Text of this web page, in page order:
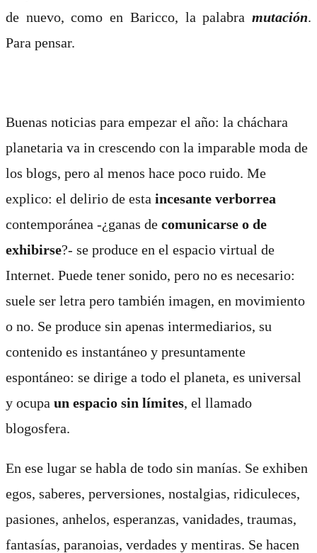
de nuevo, como en Baricco, la palabra mutación.
Para pensar.
Buenas noticias para empezar el año: la cháchara
planetaria va in crescendo con la imparable moda de
los blogs, pero al menos hace poco ruido. Me
explico: el delirio de esta incesante verborrea
contemporánea -¿ganas de comunicarse o de
exhibirse?- se produce en el espacio virtual de
Internet. Puede tener sonido, pero no es necesario:
suele ser letra pero también imagen, en movimiento
o no. Se produce sin apenas intermediarios, su
contenido es instantáneo y presuntamente
espontáneo: se dirige a todo el planeta, es universal
y ocupa un espacio sin límites, el llamado
blogosfera.
En ese lugar se habla de todo sin manías. Se exhiben
egos, saberes, perversiones, nostalgias, ridiculeces,
pasiones, anhelos, esperanzas, vanidades, traumas,
fantasías, paranoias, verdades y mentiras. Se hacen